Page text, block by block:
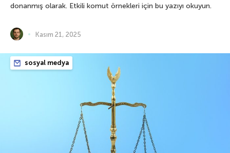
donanmış olarak. Etkili komut örnekleri için bu yazıyı okuyun.
Kasım 21, 2025
sosyal medya